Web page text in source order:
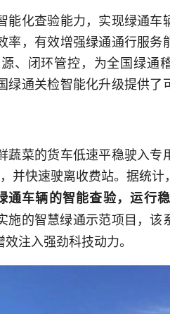
化查验能力，实现绿通车
率，有效增强绿通通行服务
、闭环管控，为全国绿通
绿通关检智能化升级提供了
蔬菜的货车低速平稳驶入专
并快速驶离收费站。据统计，
通车辆的智能查验，运行
施的智慧绿通示范项目，该
注入强劲科技动力。